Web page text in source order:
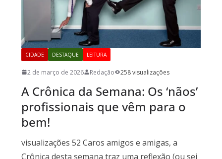
CIDADE DESTAQUE LEITURA
2 de março de 2026 Redação 258 visualizações
A Crônica da Semana: Os ‘nãos’
profissionais que vêm para o
bem!
visualizações 52 Caros amigos e amigas, a
Crônica desta semana traz uma reflexão (ou sei